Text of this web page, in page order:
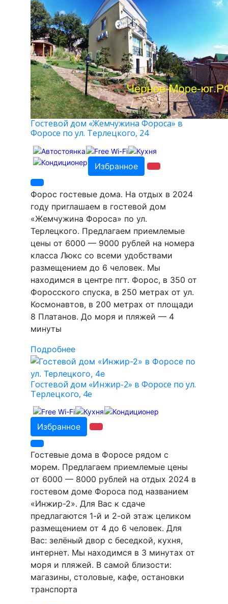
Гостевой дом «Жемчужина Фороса» в
Форосе по ул. Терлецкого, 24
Избранное
Форос гостевые дома. На отдых в 2024
году приглашаем в гостевой дом
«Жемчужина Фороса» по ул.
Терлецкого. Предлагаем приемлемые
цены от 6000 — 9000 рублей на номера
класса Люкс со всеми удобствами
размещением до 6 человек. Мы
находимся в центре пгт. Форос, в 350 от
Форосского спуска, в 250 метрах от ул.
Космонавтов, в 200 метрах от площади
8 Платанов. До моря и пляжей — 4
минуты
Подробнее
Гостевой дом «Инжир-2» в Форосе по ул.
Терлецкого, 4е
Избранное
Гостевые дома в Форосе рядом с
морем. Предлагаем приемлемые цены
от 6000 — 8000 рублей на отдых 2024 в
гостевом доме Фороса под названием
«Инжир-2». Для Вас к сдаче
предлагаются 1-й и 2-ой этаж целиком
размещением от 4 до 6 человек. Для
Вас: зелёный двор с беседкой, кухня,
интернет. Мы находимся в 3 минутах от
моря и пляжей. В самой близости:
магазины, столовые, кафе, остановки
транспорта